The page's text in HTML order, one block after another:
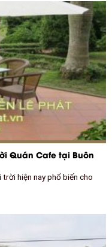
Quán Cafe tại Buôn
hiện nay phổ biến cho